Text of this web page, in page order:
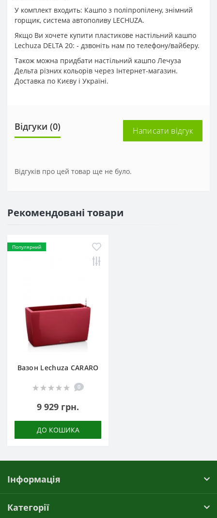
У комплект входить: Кашпо з поліпропілену, знімний
горщик, система автополиву LECHUZA.
Якщо Ви хочете купити пластикове настільний кашпо
Lechuza DELTA 20: - дзвоніть нам по телефону/вайберу.
Також можна придбати настільний кашпо Лечуза
Дельта різних кольорів через Інтернет-магазин.
Доставка по Києву і Україні.
Відгуки (0) Написати відгук
Відгуків про цей товар ще не було.
Рекомендовані товари
Популярний
Вазон Lechuza CARARO
0
9 929 грн.
ДО КОШИКА
Інформація
Категорії